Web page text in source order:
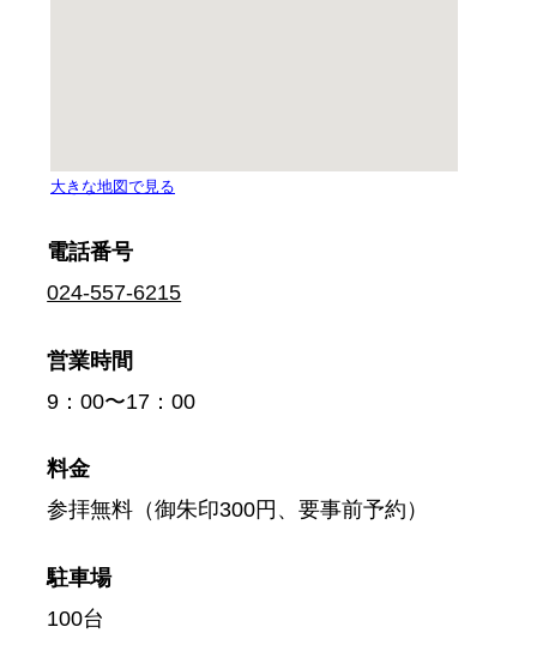
電話番号
024-557-6215
営業時間
9：00〜17：00
料金
参拝無料（御朱印300円、要事前予約）
駐車場
100台